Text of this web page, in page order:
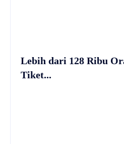
Lebih dari 128 Ribu
Tiket...